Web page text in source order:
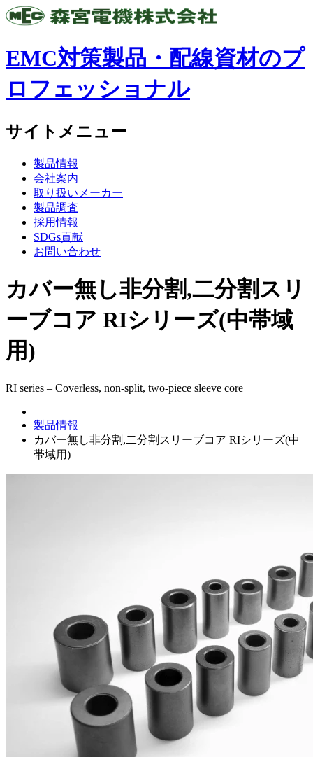
EMC対策製品・配線資材のプ
ロフェッショナル
サイトメニュー
製品情報
会社案内
取り扱いメーカー
製品調査
採用情報
SDGs貢献
お問い合わせ
カバー無し非分割,二分割スリ
ーブコア RIシリーズ(中帯域
用)
RI series – Coverless, non-split, two-piece sleeve core
製品情報
カバー無し非分割,二分割スリーブコア RIシリーズ(中
帯域用)